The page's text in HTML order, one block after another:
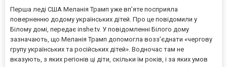
Перша леді США Меланія Трамп уже впʼяте посприяла
поверненню додому українських дітей. Про це повідомили у
Білому домі, передає inshe.tv. У повідомленні Білого дому
зазначають, що Меланія Трамп допомогла возз’єднати «чергову
групу українських та російських дітей». Водночас там не
вказують, з яких регіонів ці діти, скільки їм років, і за яких умов